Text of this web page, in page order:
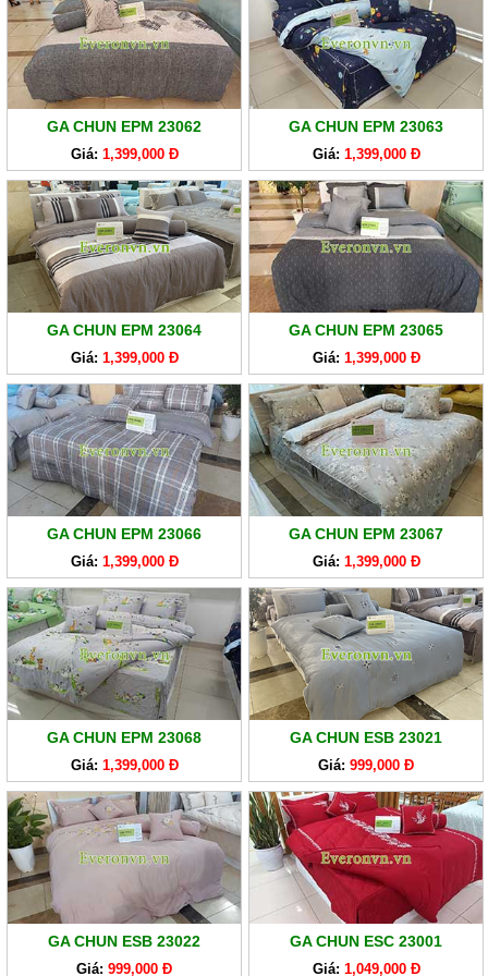
GA CHUN EPM 23062
Giá: 1,399,000 Đ
GA CHUN EPM 23063
Giá: 1,399,000 Đ
GA CHUN EPM 23064
Giá: 1,399,000 Đ
GA CHUN EPM 23065
Giá: 1,399,000 Đ
GA CHUN EPM 23066
Giá: 1,399,000 Đ
GA CHUN EPM 23067
Giá: 1,399,000 Đ
GA CHUN EPM 23068
Giá: 1,399,000 Đ
GA CHUN ESB 23021
Giá: 999,000 Đ
GA CHUN ESB 23022
Giá: 999,000 Đ
GA CHUN ESC 23001
Giá: 1,049,000 Đ